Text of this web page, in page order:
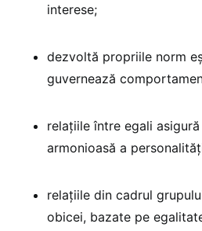
interese;
dezvoltă propriile norm
guvernează
relațiile între egali
armonioasă a
relațiile din cadrul
obicei, bazate pe